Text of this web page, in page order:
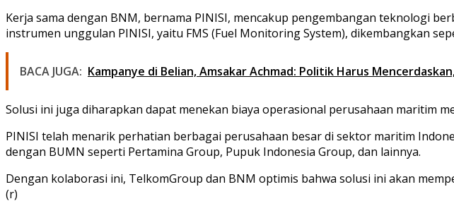
Kerja sama dengan BNM, bernama PINISI, mencakup pengembangan teknologi
instrumen unggulan PINISI, yaitu FMS (Fuel Monitoring System), dikembangkan
BACA JUGA: Kampanye di Belian, Amsakar Achmad: Politik Harus
Solusi ini juga diharapkan dapat menekan biaya operasional perusahaan maritim
PINISI telah menarik perhatian berbagai perusahaan besar di sektor maritim
dengan BUMN seperti Pertamina Group, Pupuk Indonesia Group, dan lainnya.
Dengan kolaborasi ini, TelkomGroup dan BNM optimis bahwa solusi ini akan
(r)